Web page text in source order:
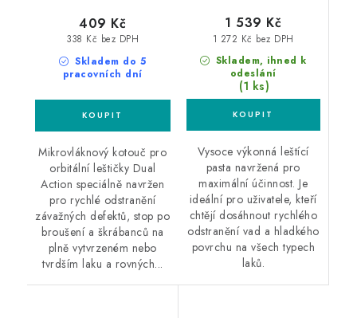
Skladem do 5
pracovních dní
338 Kč bez DPH
409 Kč
Mikrovláknový kotouč pro
orbitální leštičky Dual
Action speciálně navržen
pro rychlé odstranění
závažných defektů, stop po
broušení a škrábanců na
plně vytvrzeném nebo
tvrdším laku a rovných...
Skladem, ihned k
odeslání
(1 ks)
1 272 Kč bez DPH
1 539 Kč
Vysoce výkonná leštící
pasta navržená pro
maximální účinnost. Je
ideální pro uživatele, kteří
chtějí dosáhnout rychlého
odstranění vad a hladkého
povrchu na všech typech
laků.